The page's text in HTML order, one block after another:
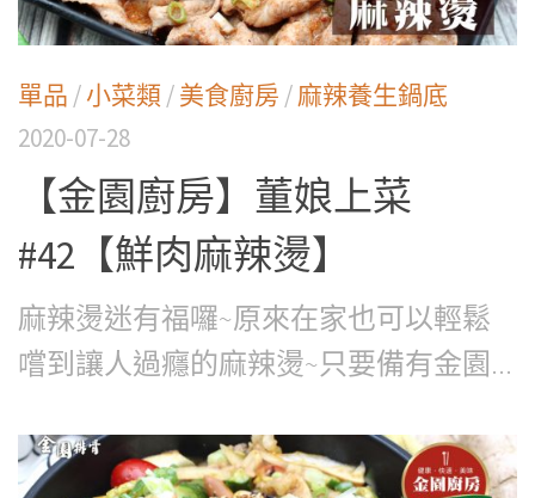
單品 /小菜類 /美食廚房 /麻辣養生鍋底
2020-07-28
【金園廚房】董娘上菜
#42【鮮肉麻辣燙】
麻辣燙迷有福囉~原來在家也可以輕鬆
嚐到讓人過癮的麻辣燙~只要備有金園...